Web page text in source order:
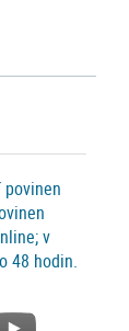
v
48 hodin.